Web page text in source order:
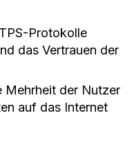
Protokolle
das Vertrauen der
Mehrheit der Nutzer
auf das Internet